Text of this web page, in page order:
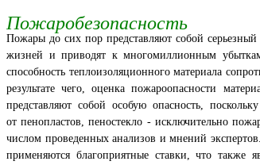
Пожаробезопасность
Пожары до сих пор представляют собой
жизней и приводят к многомиллионным
способность теплоизоляционного материала
результате чего, оценка пожароопасности
представляют собой особую опасность,
от пенопластов, пеностекло - исключительно
числом проведенных анализов и мнений
применяются благоприятные ставки, что также